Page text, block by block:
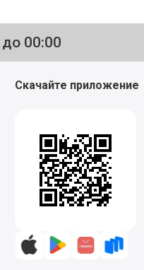
00:00
Скачайте приложение